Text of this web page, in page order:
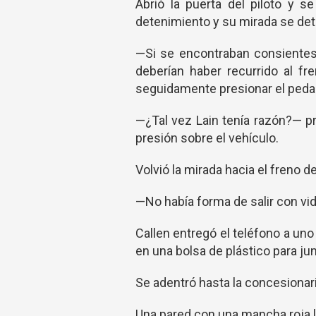
Abrió la puerta del piloto y
detenimiento y su mirada se
—Si se encontraban
deberían haber recurrido al
seguidamente presionar el
—¿Tal vez Lain tenía razón?—
presión sobre el vehículo.
Volvió la mirada hacia el freno
—No había forma de salir con
Callen entregó el teléfono a
en una bolsa de plástico para
Se adentró hasta la